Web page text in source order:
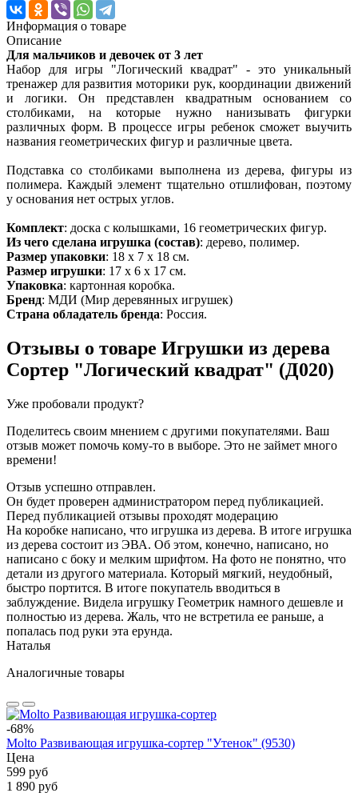
Информация о товаре
Описание
Для мальчиков и девочек от 3 лет
Набор для игры "Логический квадрат" - это уникальный
тренажер для развития моторики рук, координации движений
и логики. Он представлен квадратным основанием со
столбиками, на которые нужно нанизывать фигурки
различных форм. В процессе игры ребенок сможет выучить
названия геометрических фигур и различные цвета.
Подставка со столбиками выполнена из дерева, фигуры из
полимера. Каждый элемент тщательно отшлифован, поэтому
у основания нет острых углов.
Комплект: доска с колышками, 16 геометрических фигур.
Из чего сделана игрушка (состав): дерево, полимер.
Размер упаковки: 18 х 7 х 18 см.
Размер игрушки: 17 х 6 х 17 см.
Упаковка: картонная коробка.
Бренд: МДИ (Мир деревянных игрушек)
Страна обладатель бренда: Россия.
Отзывы о товаре Игрушки из дерева
Сортер "Логический квадрат" (Д020)
Уже пробовали продукт?
Поделитесь своим мнением с другими покупателями. Ваш
отзыв может помочь кому-то в выборе. Это не займет много
времени!
Отзыв успешно отправлен.
Он будет проверен администратором перед публикацией.
Перед публикацией отзывы проходят модерацию
На коробке написано, что игрушка из дерева. В итоге игрушка
из дерева состоит из ЭВА. Об этом, конечно, написано, но
написано с боку и мелким шрифтом. На фото не понятно, что
детали из другого материала. Который мягкий, неудобный,
быстро портится. В итоге покупатель вводиться в
заблуждение. Видела игрушку Геометрик намного дешевле и
полностью из дерева. Жаль, что не встретила ее раньше, а
попалась под руки эта ерунда.
Наталья
Аналогичные товары
-68%
Molto Развивающая игрушка-сортер "Утенок" (9530)
Цена
599 руб
1 890 руб